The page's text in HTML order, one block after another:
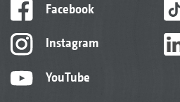
Facebook
Instagram
YouTube